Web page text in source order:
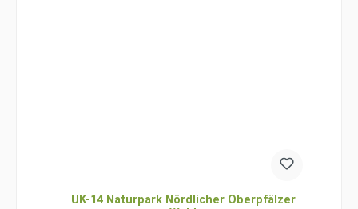
UK-14 Naturpark Nördlicher Oberpfälzer